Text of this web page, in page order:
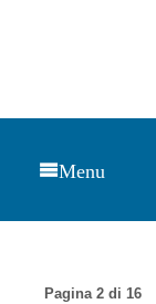
Menu
Pagina 2 di 16